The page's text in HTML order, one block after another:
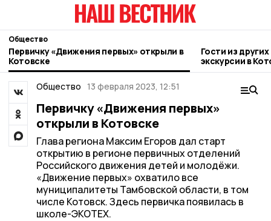
Общество
Первичку «Движения первых» открыли в
Котовске
Гости из
экскурсии в
Общество 13 февраля 2023, 12:51
Первичку «Движения первых»
открыли в Котовске
Глава региона Максим Егоров дал старт
открытию в регионе первичных отделений
Российского движения детей и молодёжи.
«Движение первых» охватило все
муниципалитеты Тамбовской области, в том
числе Котовск. Здесь первичка появилась в
школе-ЭКОТЕХ.